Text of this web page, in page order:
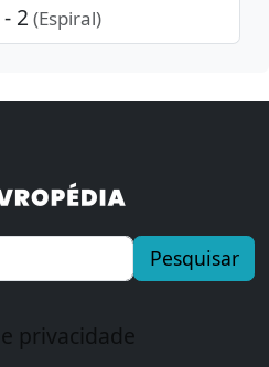
2 (Espiral)
Pesquisar
privacidade